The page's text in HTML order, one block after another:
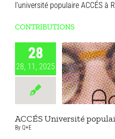
l’université populaire ACCÉS à
CONTRIBUTIONS
28
28, 11, 2025
ACCÉS Université
By Q+E